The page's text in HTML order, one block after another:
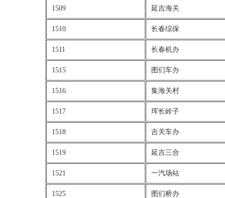
1509 延吉海关
1510 长春综保
1511 长春机办
1515 图们车办
1516 集海关村
1517 珲长岭子
1518 吉关车办
1519 延吉三合
1521 一汽场站
1525 图们桥办